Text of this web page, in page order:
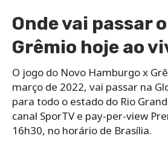
Onde vai passar
Grêmio hoje ao
O jogo do Novo Hamburgo x
março de 2022, vai passar na
para todo o estado do Rio
canal SporTV e pay-per-view
16h30, no horário de Brasília.